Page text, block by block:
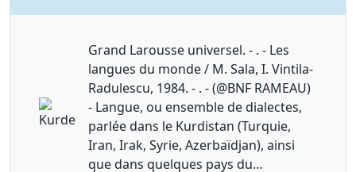
Grand Larousse universel. - . - Les
langues du monde / M. Sala, I. Vintila-
Radulescu, 1984. - . - (@BNF RAMEAU)
- Langue, ou ensemble de dialectes,
parlée dans le Kurdistan (Turquie,
Iran, Irak, Syrie, Azerbaïdjan), ainsi
que dans quelques pays du…